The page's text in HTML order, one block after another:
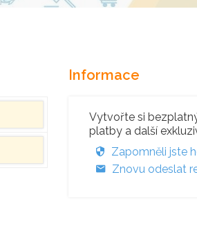
Informace
Vytvořte si
platby a další
Zapomněli jste
Znovu odeslat